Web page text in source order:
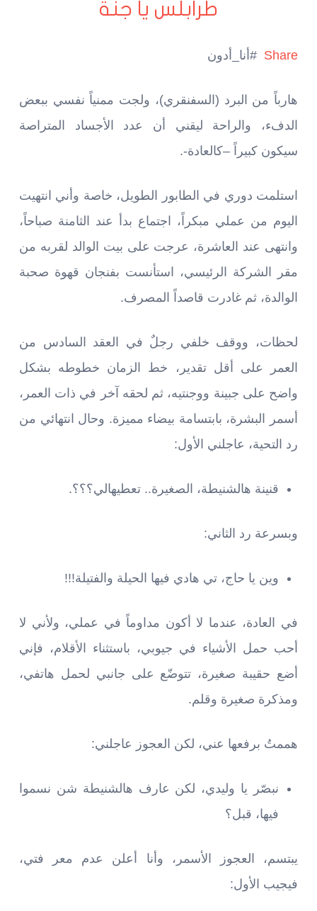
طرابلس يا جنة
Share #أنا_أدون
هارباً من البرد (السفنقري)، ولجت ممنياً نفسي ببعض
الدفء، والراحة ليقني أن عدد الأجساد المتراصة
سيكون كبيراً –كالعادة-.
استلمت دوري في الطابور الطويل، خاصة وأني انتهيت
اليوم من عملي مبكراً، اجتماع بدأ عند الثامنة صباحاً،
وانتهى عند العاشرة، عرجت على بيت الوالد لقربه من
مقر الشركة الرئيسي، استأنست بفنجان قهوة صحبة
الوالدة، ثم غادرت قاصداً المصرف.
لحظات، ووقف خلفي رجلٌ في العقد السادس من
العمر على أقل تقدير، خط الزمان خطوطه بشكل
واضح على جبينة ووجنتيه، ثم لحقه آخر في ذات العمر،
أسمر البشرة، بابتسامة بيضاء مميزة. وحال انتهائي من
رد التحية، عاجلني الأول:
قنينة هالشنيطة، الصغيرة.. تعطيهالي؟؟؟.
وبسرعة رد الثاني:
وين يا حاج، تي هادي فيها الحيلة والفتيلة!!!
في العادة، عندما لا أكون مداوماً في عملي، ولأني لا
أحب حمل الأشياء في جيوبي، باستثناء الأقلام، فإني
أضع حقيبة صغيرة، تتوضّع على جانبي لحمل هاتفي،
ومذكرة صغيرة وقلم.
هممتُ برفعها عني، لكن العجوز عاجلني:
نبصّر يا وليدي، لكن عارف هالشنيطة شن نسموا
فيها، قبل؟
يبتسم، العجوز الأسمر، وأنا أعلن عدم معر فتي،
فيجيب الأول: